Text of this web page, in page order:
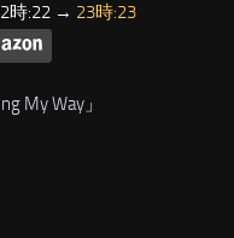
時:22 → 23時:23
My Way 」